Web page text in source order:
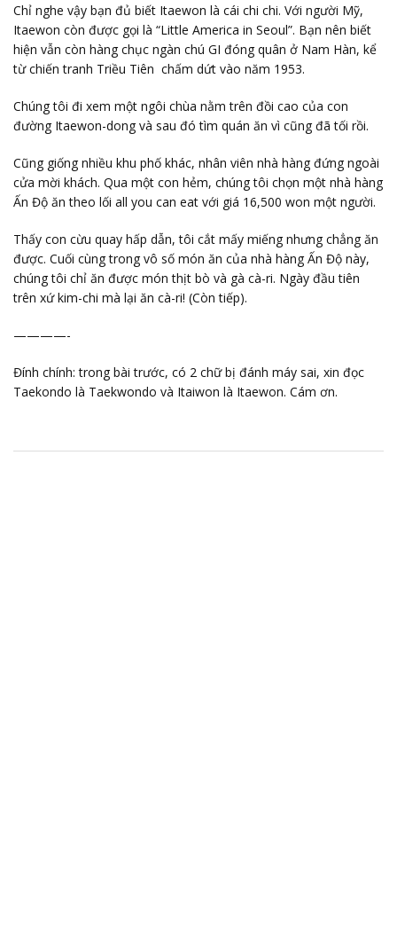
Chỉ nghe vậy bạn đủ biết Itaewon là cái chi chi. Với người Mỹ,
Itaewon còn được gọi là “Little America in Seoul”. Bạn nên biết
hiện vẫn còn hàng chục ngàn chú GI đóng quân ở Nam Hàn, kể
từ chiến tranh Triều Tiên chấm dứt vào năm 1953.
Chúng tôi đi xem một ngôi chùa nằm trên đồi cao của con
đường Itaewon-dong và sau đó tìm quán ăn vì cũng đã tối rồi.
Cũng giống nhiều khu phố khác, nhân viên nhà hàng đứng ngoài
cửa mời khách. Qua một con hẻm, chúng tôi chọn một nhà hàng
Ấn Độ ăn theo lối all you can eat với giá 16,500 won một người.
Thấy con cừu quay hấp dẫn, tôi cắt mấy miếng nhưng chẳng ăn
được. Cuối cùng trong vô số món ăn của nhà hàng Ấn Độ này,
chúng tôi chỉ ăn được món thịt bò và gà cà-ri. Ngày đầu tiên
trên xứ kim-chi mà lại ăn cà-ri! (Còn tiếp).
————-
Đính chính: trong bài trước, có 2 chữ bị đánh máy sai, xin đọc
Taekondo là Taekwondo và Itaiwon là Itaewon. Cám ơn.